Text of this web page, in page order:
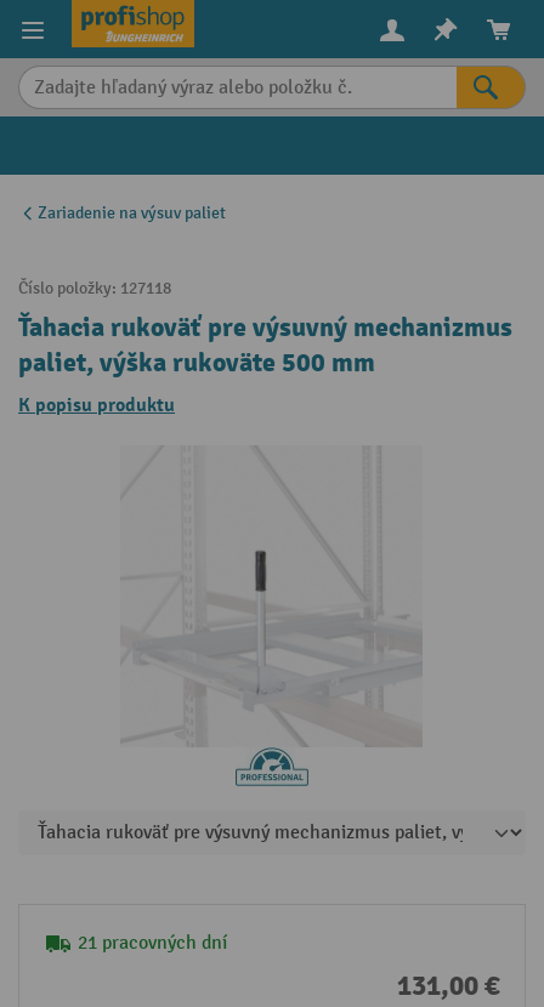
content
Zariadenie na výsuv paliet
Číslo položky: 127118
Ťahacia rukoväť pre výsuvný mechanizmus
paliet, výška rukoväte 500 mm
K popisu produktu
21 pracovných dní
131,00 €